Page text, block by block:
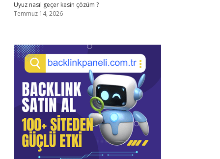
Uyuz nasıl geçer kesin çözüm ?
Temmuz 14, 2026